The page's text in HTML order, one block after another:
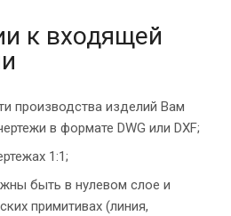
к входящей
производства изделий Вам
в формате DWG или DXF;
1:1;
быть в нулевом слое и
примитивах (линия,